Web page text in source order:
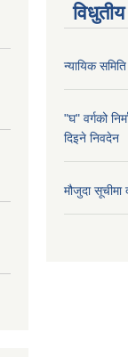
न्यायिक
"घ" वर्गको
दिइने निवदेन
मौजुदा सूचीमा